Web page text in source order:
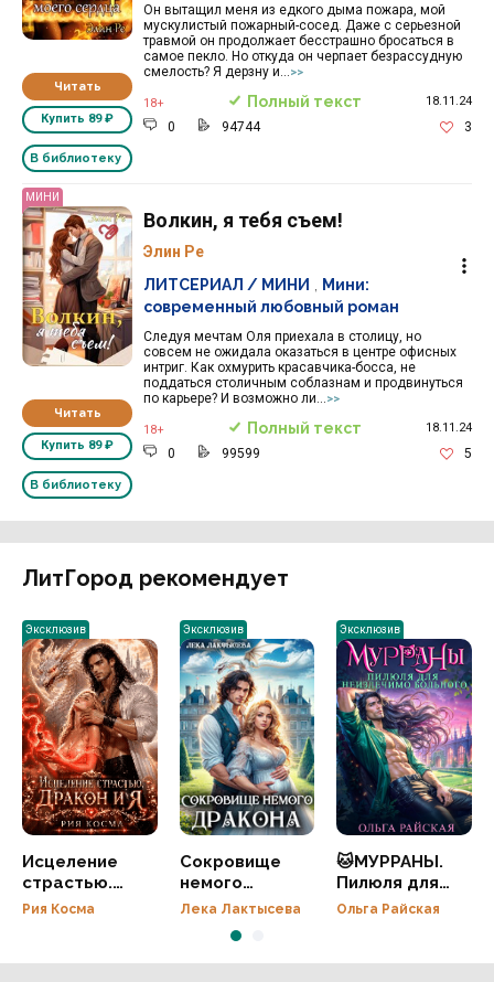
Читать
Купить 89 ₽
В библиотеку
Он вытащил меня из едкого дыма пожара, мой
мускулистый пожарный-сосед. Даже с серьезной
травмой он продолжает бесстрашно бросаться в
самое пекло. Но откуда он черпает безрассудную
смелость? Я дерзну и...
>>
18+ Полный текст 18.11.24
0 94744 3
МИНИ
Читать
Купить 89 ₽
В библиотеку
Волкин, я тебя съем!
Элин Ре
Следуя мечтам Оля приехала в столицу, но
совсем не ожидала оказаться в центре офисных
интриг. Как охмурить красавчика-босса, не
поддаться столичным соблазнам и продвинуться
по карьере? И возможно ли...
>>
ЛИТСЕРИАЛ / МИНИ
Мини:
современный любовный роман
18+ Полный текст 18.11.24
0 99599 5
ЛитГород рекомендует
Эксклюзив
Исцеление
страстью.
Дракон и я
Рия Косма
Эксклюзив
Сокровище
немого
дракона
Лека Лактысева
Эксклюзив
🐱МУРРАНЫ.
Пилюля для
неизлечимо
Ольга Райская